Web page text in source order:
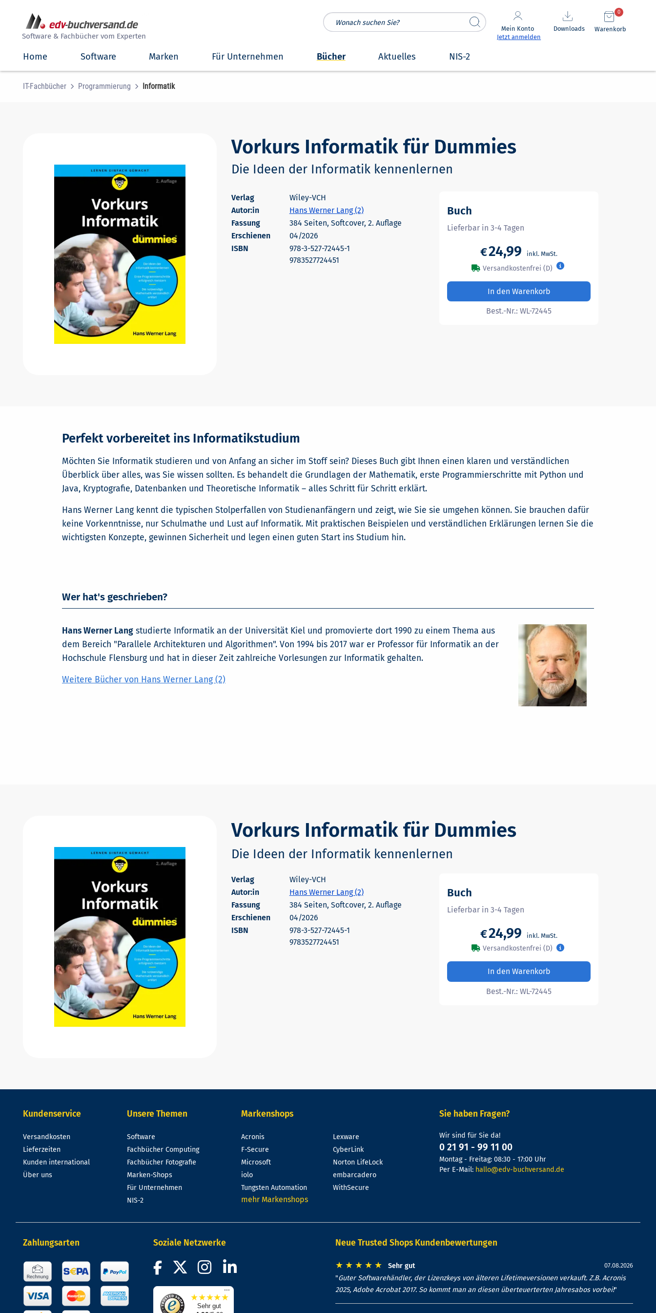
Software & Fachbücher vom Experten
Mein Konto
Jetzt anmelden
Downloads Warenkorb
0
Home Software Marken Für Unternehmen Bücher Aktuelles NIS-2
IT-Fachbücher Programmierung Informatik
Vorkurs Informatik für Dummies
Die Ideen der Informatik kennenlernen
Wiley-VCH
Autor:in
Hans Werner Lang (2)
384 Seiten, Softcover, 2. Auflage
Erschienen
04/2026
978-3-527-72445-1
9783527724451
Buch
Lieferbar in 3-4 Tagen
€24,99
Versandkostenfrei (D)
In den Warenkorb
Best.-Nr.:WL-72445
Perfekt vorbereitet ins Informatikstudium
Möchten Sie Informatik studieren und von Anfang an sicher im Stoff sein? Dieses Buch gibt Ihnen einen klaren und verständlichen
Überblick über alles, was Sie wissen sollten. Es behandelt die Grundlagen der Mathematik, erste Programmierschritte mit Python und
Java, Kryptografie, Datenbanken und Theoretische Informatik – alles Schritt für Schritt erklärt.
Hans Werner Lang kennt die typischen Stolperfallen von Studienanfängern und zeigt, wie Sie sie umgehen können. Sie brauchen dafür
keine Vorkenntnisse, nur Schulmathe und Lust auf Informatik. Mit praktischen Beispielen und verständlichen Erklärungen lernen Sie die
wichtigsten Konzepte, gewinnen Sicherheit und legen einen guten Start ins Studium hin.
Wer hat's geschrieben?
Hans Werner Langstudierte Informatik an der Universität Kiel und promovierte dort 1990 zu einem Thema aus
dem Bereich "Parallele Architekturen und Algorithmen". Von 1994 bis 2017 war er Professor für Informatik an der
Hochschule Flensburg und hat in dieser Zeit zahlreiche Vorlesungen zur Informatik gehalten.
Weitere Bücher von Hans Werner Lang (2)
Vorkurs Informatik für Dummies
Die Ideen der Informatik kennenlernen
Wiley-VCH
Autor:in
Hans Werner Lang (2)
384 Seiten, Softcover, 2. Auflage
Erschienen
04/2026
978-3-527-72445-1
9783527724451
Buch
Lieferbar in 3-4 Tagen
€24,99
Versandkostenfrei (D)
In den Warenkorb
Best.-Nr.:WL-72445
Kundenservice
Versandkosten
Lieferzeiten
Kunden international
Über uns
Unsere Themen
Software
Fachbücher Computing
Fachbücher Fotografie
Marken-Shops
Für Unternehmen
NIS-2
Markenshops
Acronis
F-Secure
Microsoft
iolo
Tungsten Automation
Lexware
CyberLink
Norton LifeLock
embarcadero
WithSecure
mehr Markenshops
Sie haben Fragen?
Wir sind für Sie da!
0 21 91 - 99 11 00
Montag - Freitag: 08:30 - 17:00 Uhr
Per E-Mail: hallo@edv-buchversand.de
Zahlungsarten Soziale Netzwerke
...
★★★★★
Sehr gut
Neue Trusted Shops Kundenbewertungen
★ ★ ★ ★ ★ Sehr gut 07.08.2026
"Guter Softwarehändler, der Lizenzkeys von älteren Lifetimeversionen verkauft. Z.B. Acronis
2025, Adobe Acrobat 2017. So kommt man an diesen überteuerterten Jahresabos vorbei!"